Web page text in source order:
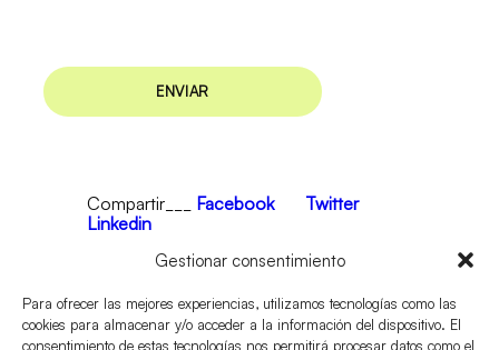
Gestionar consentimiento
Para ofrecer las mejores experiencias, utilizamos tecnologías como las
cookies para almacenar y/o acceder a la información del dispositivo. El
consentimiento de estas tecnologías nos permitirá procesar datos como el
Compartir___ Facebook
Twitter
Linkedin